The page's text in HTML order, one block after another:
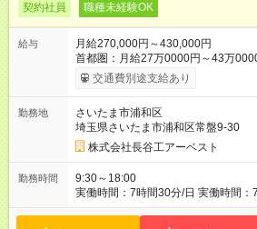
契約社員 職種未経験OK
給与
月給270,000円～430,000円
首都圏：月給27万0000円～43万
5000円～38万0000円 ※経験や能力を考慮のうえ決定します。
※残業代は別途、全額支給します。
期間中の雇用形態に差異はありません 【正社員登用につい
入社の際は契約社員ですが、一定期
ベスト正社員に登用します。 ☆正社員登用率ほぼ100％ ☆正社
員になると賞与が支給され、さら
などではなく、仕事への姿勢を評価して判
間】試用期間あり 試用期間の長さ：
交通費別途支給あり
勤務地
さいたま市浦和区
埼玉県さいたま市浦和区常盤9-30
株式会社長谷工アーベスト
勤務時間
9:30～18:00
実働時間：7時間30分/日 実働時間
＜残業について＞ 残業時間は、月